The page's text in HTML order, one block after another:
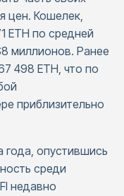
цен. Кошелек,
ETH по средней
миллионов. Ранее
498 ETH, что по
приблизительно
года, опустившись
среди
недавно